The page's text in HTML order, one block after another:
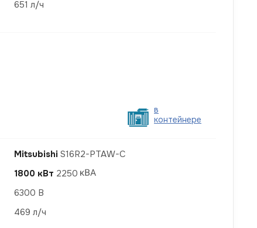
651 л/ч
в
контейнере
Mitsubishi S16R2-PTAW-С
1800 кВт 2250
6300 В
469 л/ч